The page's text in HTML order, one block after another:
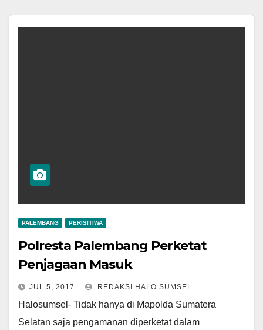
PALEMBANG PERISITIWA
Polresta Palembang Perketat
Penjagaan Masuk
JUL 5, 2017 REDAKSI HALO SUMSEL
Halosumsel- Tidak hanya di Mapolda Sumatera
Selatan saja pengamanan diperketat dalam